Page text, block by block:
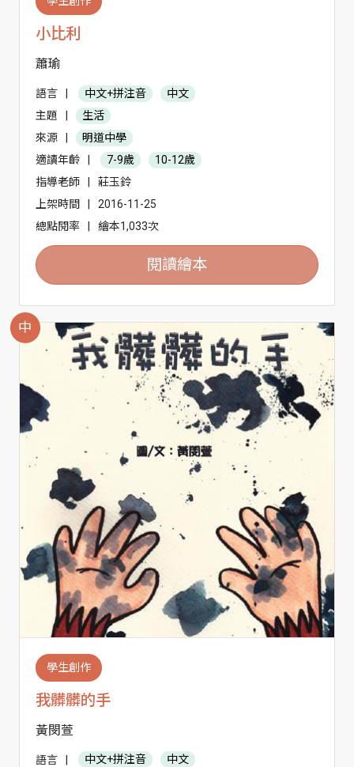
小比利
蕭瑜
語言 中文+拼注音
中文
主題
生活
來源
明道中學
適讀年齡
7-9歲
10-12歲
指導老師
莊玉鈴
上架時間
2016-11-25
總點閱率
繪本1,033次
閱讀繪本
中
學生創作
我髒髒的手
黃閔萱
語言 | 中文+拼注音
中文